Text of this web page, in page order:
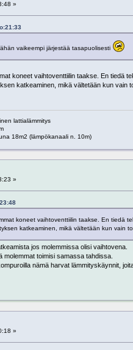
»
vaikeempi järjestää tasapuolisesti
koneet vaihtoventtiilin taakse. En tiedä
katkeaminen, mikä vältetään kun vain
lattialämmitys
18m2 (lämpökanaali n. 10m)
»
koneet vaihtoventtiilin taakse. En tiedä
katkeaminen, mikä vältetään kun vain
jos molemmissa olisi vaihtovena.
molemmat toimisi samassa tahdissa.
nämä harvat lämmityskäynnit,
»